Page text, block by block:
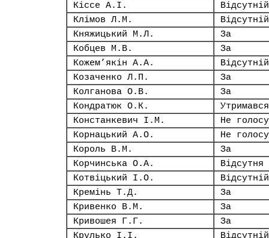
Кіссе А.І.
Відсутній
Клімов Л.М.
Відсутній
Княжицький М.Л.
За
Кобцев М.В.
За
Кожем’якін А.А.
Відсутній
Козаченко Л.П.
За
Колганова О.В.
За
Кондратюк О.К.
Утримався
Констанкевич І.М.
Не
Корнацький А.О.
Не
Король В.М.
За
Корчинська О.А.
Відсутня
Котвіцький І.О.
Відсутній
Кремінь Т.Д.
За
Кривенко В.М.
За
Кривошея Г.Г.
За
Крулько І.І.
Відсутній